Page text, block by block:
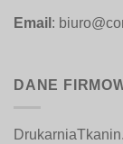
Email :
DANE